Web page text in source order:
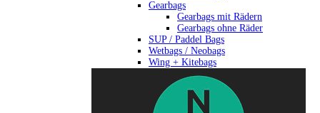
Gearbags
Gearbags mit Rädern
Gearbags ohne Räder
SUP / Paddel Bags
Wetbags / Neobags
Wing + Kitebags